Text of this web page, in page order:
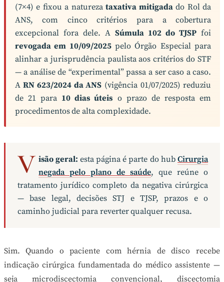
(7×4) e fixou a naturezataxativa mitigadado Rol da
ANS, com cinco critérios para a cobertura
excepcional fora dele. A Súmula 102 do TJSP foi
revogada em 10/09/2025pelo Órgão Especial para
alinhar a jurisprudência paulista aos critérios do STF
— a análise de “experimental” passa a ser caso a caso.
ARN 623/2024 da ANS (vigência 01/07/2025) reduziu
de 21 para 10 dias úteis o prazo de resposta em
procedimentos de alta complexidade.
V isão geral: esta página é parte do hub Cirurgia
negada pelo plano de saúde, que reúne o
tratamento jurídico completo da negativa cirúrgica
— base legal, decisões STJ e TJSP, prazos e o
caminho judicial para reverter qualquer recusa.
Sim. Quando o paciente com hérnia de disco recebe
indicação cirúrgica fundamentada do médico assistente —
seja microdiscectomia convencional, discectomia